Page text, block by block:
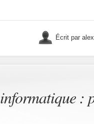
Écrit par
: